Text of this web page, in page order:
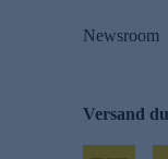
Newsroom
Versand